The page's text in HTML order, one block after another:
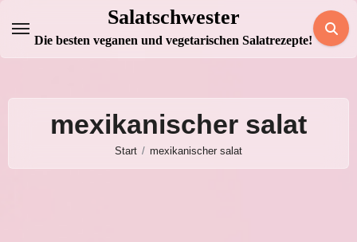
Inhalt
springen
Salatschwester
Die besten veganen und vegetarischen Salatrezepte!
mexikanischer salat
Start mexikanischer salat